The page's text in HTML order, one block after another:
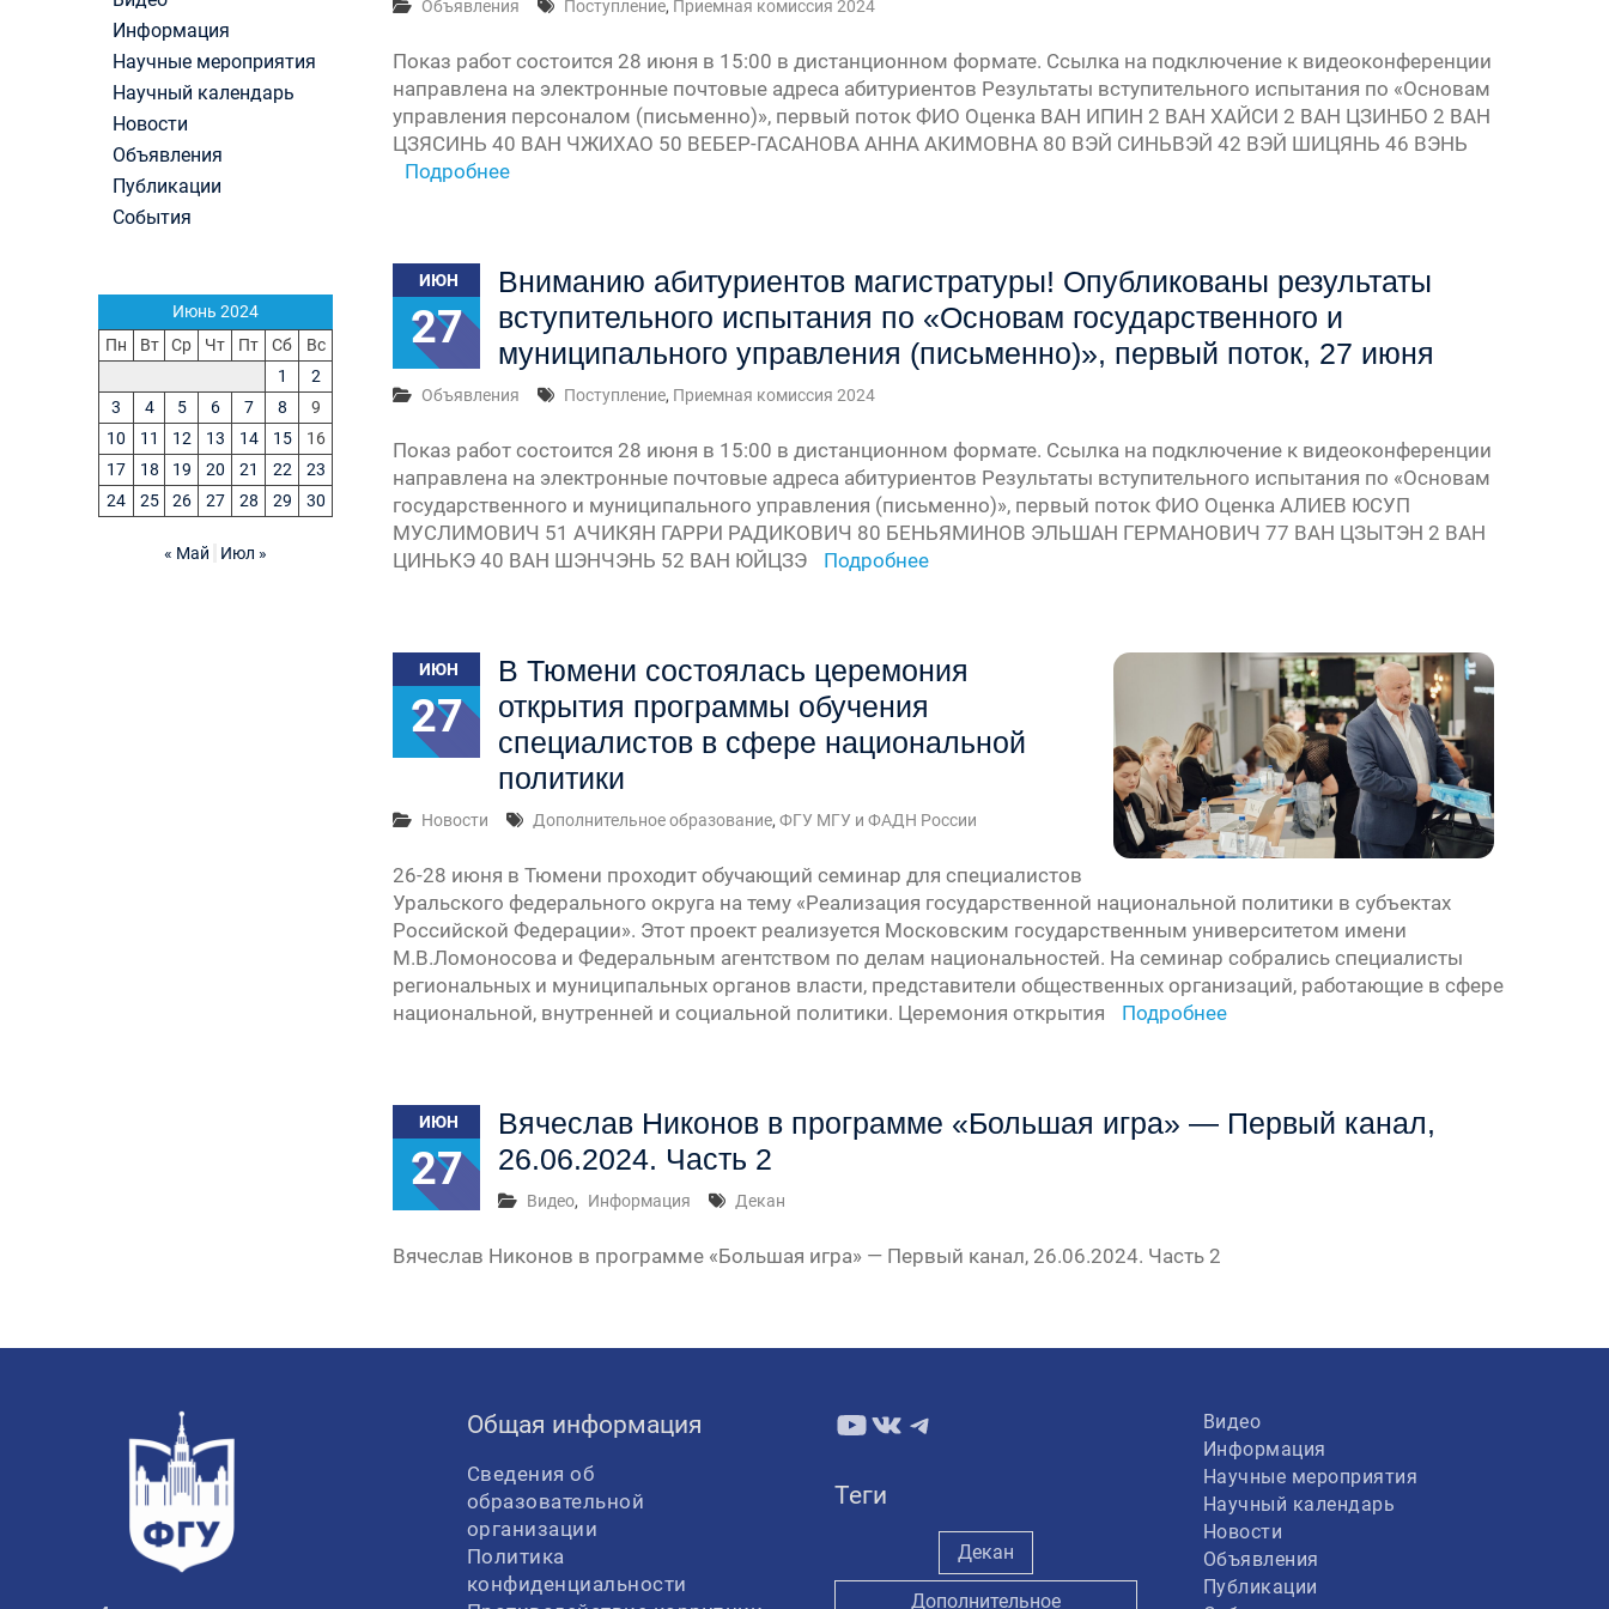
Первый канал, 28.07.2026. Часть 1-3
Вячеслав Никонов в программе «Большая игра» —
Первый канал, 27.07.2026. Часть 1-2
Конкурсные списки лиц, прошедших
вступительные испытания в МГУ имени
М.В.Ломоносова в 2026 году по каждому конкурсу
(ранжированные списки поступающих)
Вячеслав Никонов в программе «Большая игра» —
Первый канал, 24.07.2026. Часть 1-2
Первый канал, 06.08.2026. Часть 1-3
Объявления Поступление, Приемная комиссия 2024
Показ работ состоится 28 июня в 15:00 в дистанционном формате. Ссылка на подключение к видеоконференции
направлена на электронные почтовые адреса абитуриентов Результаты вступительного испытания по «Основам
управления персоналом (письменно)», первый поток ФИО Оценка ВАН ИПИН 2 ВАН ХАЙСИ 2 ВАН ЦЗИНБО 2 ВАН
ЦЗЯСИНЬ 40 ВАН ЧЖИХАО 50 ВЕБЕР-ГАСАНОВА АННА АКИМОВНА 80 ВЭЙ СИНЬВЭЙ 42 ВЭЙ ШИЦЯНЬ 46 ВЭНЬ
Подробнее
ИЮН
27
Вниманию абитуриентов магистратуры! Опубликованы результаты
вступительного испытания по «Основам государственного и
муниципального управления (письменно)», первый поток, 27 июня
Объявления Поступление, Приемная комиссия 2024
Показ работ состоится 28 июня в 15:00 в дистанционном формате. Ссылка на подключение к видеоконференции
направлена на электронные почтовые адреса абитуриентов Результаты вступительного испытания по «Основам
государственного и муниципального управления (письменно)», первый поток ФИО Оценка АЛИЕВ ЮСУП
МУСЛИМОВИЧ 51 АЧИКЯН ГАРРИ РАДИКОВИЧ 80 БЕНЬЯМИНОВ ЭЛЬШАН ГЕРМАНОВИЧ 77 ВАН ЦЗЫТЭН 2 ВАН
ЦИНЬКЭ 40 ВАН ШЭНЧЭНЬ 52 ВАН ЮЙЦЗЭ
Подробнее
ИЮН
27
В Тюмени состоялась церемония
открытия программы обучения
специалистов в сфере национальной
политики
Новости Дополнительное образование, ФГУ МГУ и ФАДН России
26-28 июня в Тюмени проходит обучающий семинар для специалистов
Уральского федерального округа на тему «Реализация государственной национальной политики в субъектах
Российской Федерации». Этот проект реализуется Московским государственным университетом имени
М.В.Ломоносова и Федеральным агентством по делам национальностей. На семинар собрались специалисты
региональных и муниципальных органов власти, представители общественных организаций, работающие в сфере
национальной, внутренней и социальной политики. Церемония открытия
Подробнее
ИЮН
27
Вячеслав Никонов в программе «Большая игра» — Первый канал,
26.06.2024. Часть 2
Видео, Информация Декан
Вячеслав Никонов в программе «Большая игра» — Первый канал, 26.06.2024. Часть 2
Информация
Научные мероприятия
Научный календарь
Новости
Объявления
Публикации
События
Июнь 2024
Пн
Вт Ср Чт Пт Сб
Вс
1
2
3
4 5 6 7 8
9
10
11 12 13 14 15
16
17
18 19 20 21 22
23
24
25 26 27 28 29 30
« Май Июл »
Общая информация
Сведения об
образовательной
организации
Политика
конфиденциальности
YouTube
ВКонтакте
Telegram
Теги
Декан
Дополнительное
Видео
Информация
Научные мероприятия
Научный календарь
Новости
Объявления
Публикации